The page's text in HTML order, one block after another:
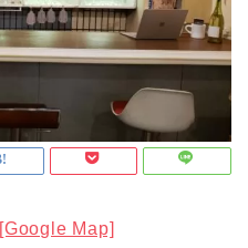
[Google Map]